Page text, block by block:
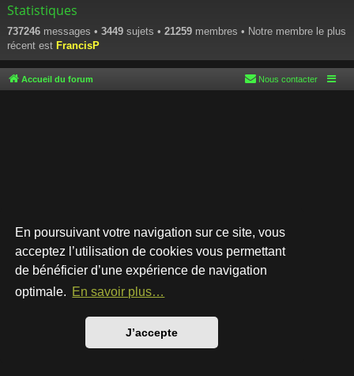
En poursuivant votre navigation sur ce site, vous
acceptez l’utilisation de cookies vous permettant
de bénéficier d’une expérience de navigation
optimale. En savoir plus…
J’accepte
Statistiques
737246 messages • 3449 sujets • 21259 membres • Notre membre le plus
récent est FrancisP
Accueil du forum Nous contacter
Développé parphpBB® Forum Software © phpBB Limited
Style par
Traduction française officielle